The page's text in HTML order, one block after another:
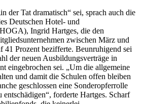
der Tat dramatisch“ sei, sprach auch die
Deutschen Hotel- und
Ingrid Hartges, die den
zwischen März und
41 Prozent bezifferte. Beunruhigend sei
der neuen Ausbildungsverträge in
eingebrochen sei. „Um die allgemeine
und damit die Schulen offen bleiben
geschlossen eine Sonderopferrolle
entschädigen“, forderte Hartges. Scharf